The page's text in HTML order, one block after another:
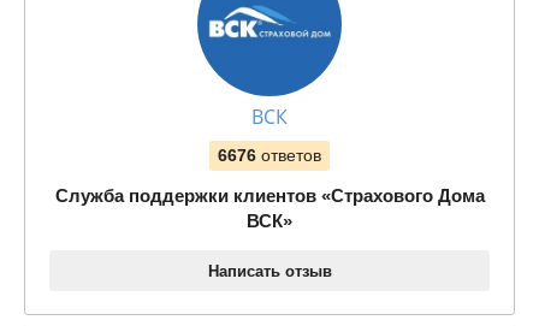
ВСК
6676 ответов
Служба поддержки клиентов «Страхового Дома
ВСК»
Написать отзыв